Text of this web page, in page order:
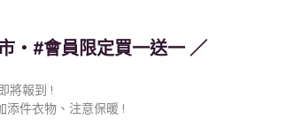
： https://pse.is/52teg9
・#會員限定買一送一 ／
將報到 !
添件衣物、注意保暖 !